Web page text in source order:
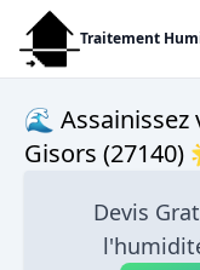
Traitement
🌊 Assainissez
Gisors
Devis